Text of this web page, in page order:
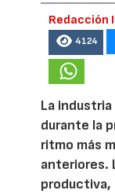
Redacción
4124
La
durante la
ritmo más
anteriores.
productiva,